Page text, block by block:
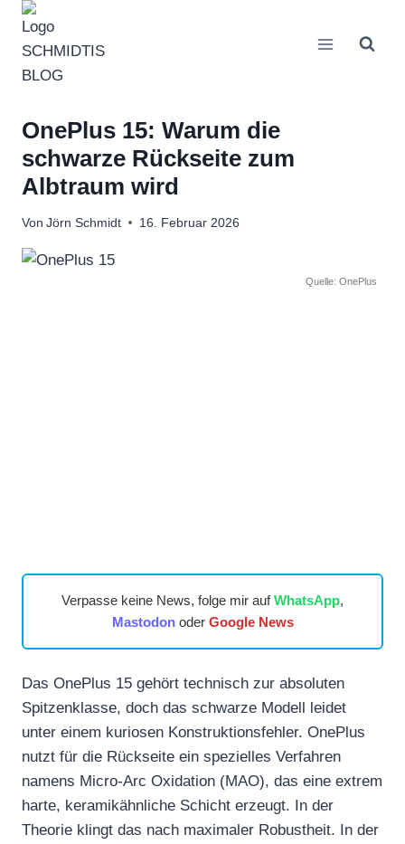
Zum
Inhalt
springen
OnePlus 15: Warum die
schwarze Rückseite zum
Albtraum wird
Von Jörn Schmidt 16. Februar 2026
Quelle: OnePlus
Verpasse keine News, folge mir aufWhatsApp,
Mastodonoder Google News
Das OnePlus 15 gehört technisch zur absoluten
Spitzenklasse, doch das schwarze Modell leidet
unter einem kuriosen Konstruktionsfehler. OnePlus
nutzt für die Rückseite ein spezielles Verfahren
namens Micro-Arc Oxidation (MAO), das eine extrem
harte, keramikähnliche Schicht erzeugt. In der
Theorie klingt das nach maximaler Robustheit. In der